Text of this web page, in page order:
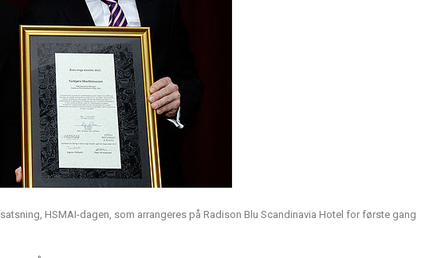
HSMAI-dagen, som arrangeres på Radison Blu Scandinavia Hotel for første gang